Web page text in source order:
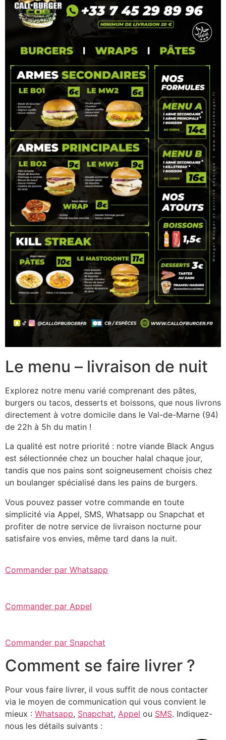
Le menu – livraison de nuit
Explorez notre menu varié comprenant des pâtes,
burgers ou tacos, desserts et boissons, que nous livrons
directement à votre domicile dans le Val-de-Marne (94)
de 22h à 5h du matin !
La qualité est notre priorité : notre viande Black Angus
est sélectionnée chez un boucher halal chaque jour,
tandis que nos pains sont soigneusement choisis chez
un boulanger spécialisé dans les pains de burgers.
Vous pouvez passer votre commande en toute
simplicité via Appel, SMS, Whatsapp ou Snapchat et
profiter de notre service de livraison nocturne pour
satisfaire vos envies, même tard dans la nuit.
Commander par Whatsapp
Commander par Appel
Commander par Snapchat
Comment se faire livrer ?
Pour vous faire livrer, il vous suffit de nous contacter
via le moyen de communication qui vous convient le
mieux : Whatsapp, Snapchat, Appel ou SMS. Indiquez-
nous les détails suivants :